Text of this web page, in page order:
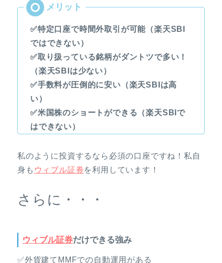
✅特定口座で時間外取引が可能（楽天SBI
ではできない）
✅取り扱っている銘柄がダントツで多い！
（楽天SBIは少ない）
✅手数料が圧倒的に安い（楽天SBIは高
い）
✅米国株のショートができる（楽天SBIで
はできない）
私のように投資するなら必須の口座ですね！私自
身も ウィブル証券を利用しています！
さらに・・・
ウィブル証券だけできる強み
✅外貨建てMMFでの自動運用がある